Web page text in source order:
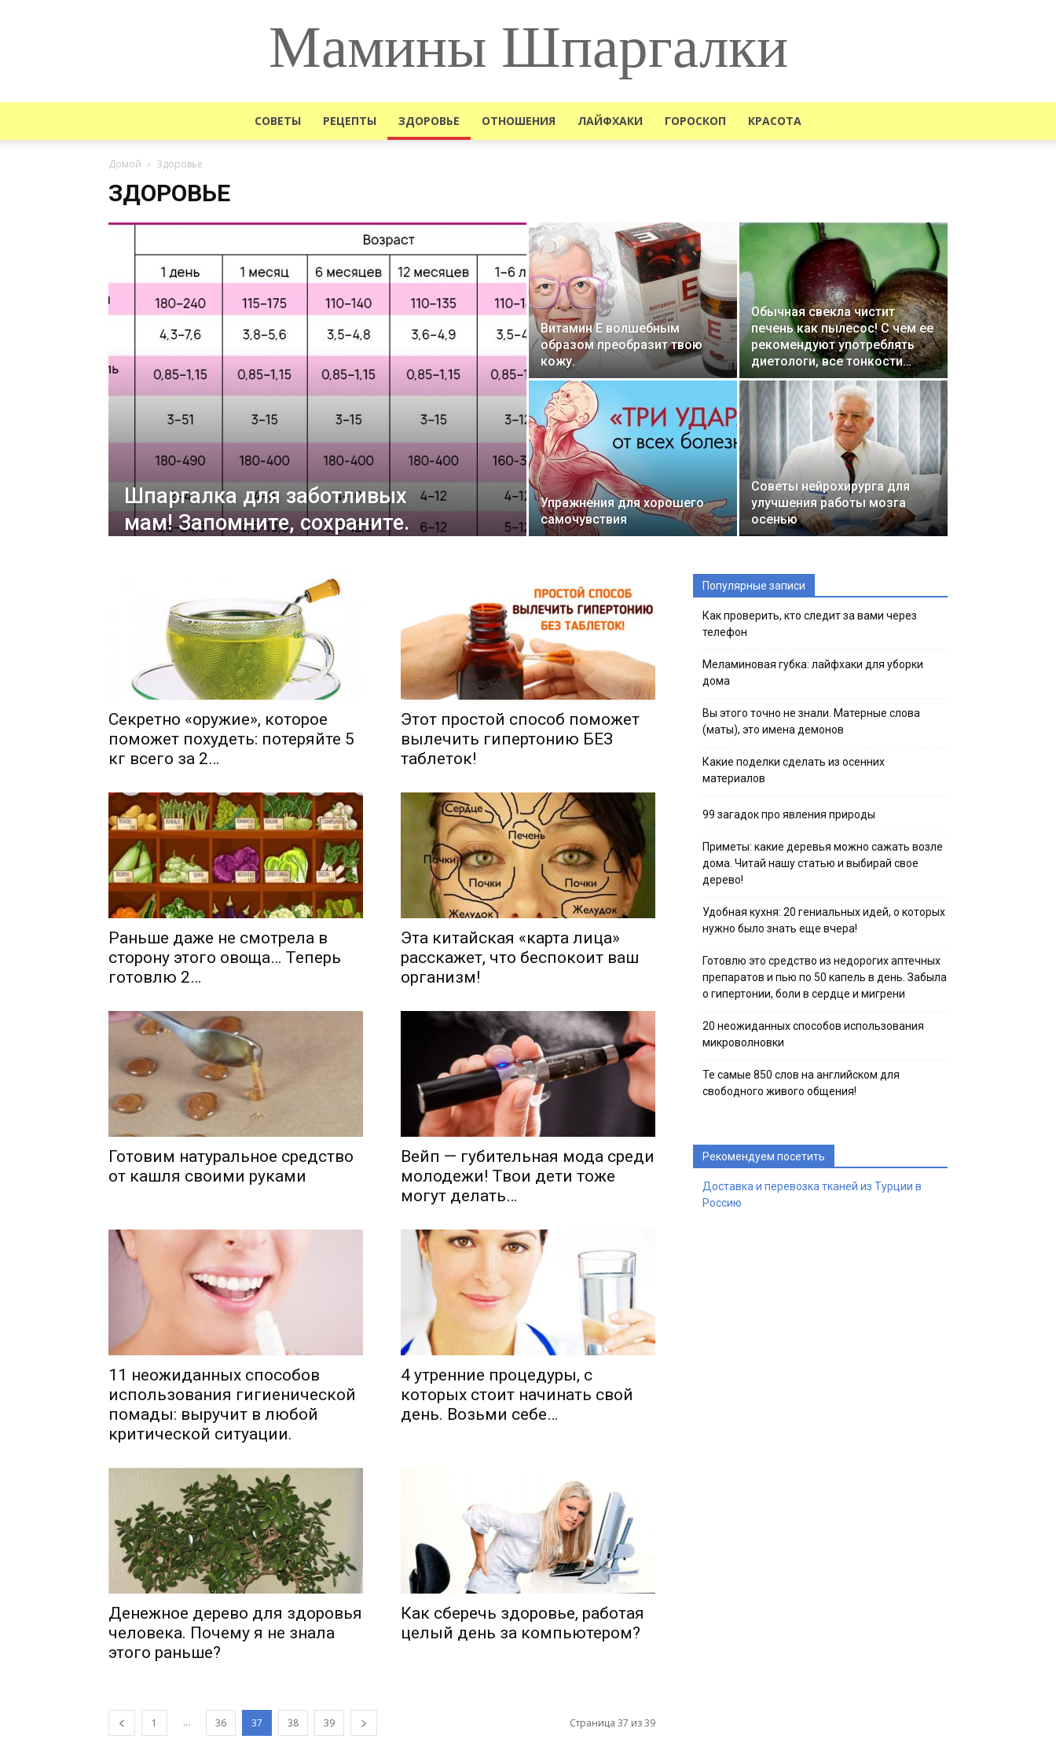
Мамины Шпаргалки
СОВЕТЫ РЕЦЕПТЫ ЗДОРОВЬЕ ОТНОШЕНИЯ ЛАЙФХАКИ ГОРОСКОП КРАСОТА
Домой Здоровье
ЗДОРОВЬЕ
Шпаргалка для заботливых
мам! Запомните, сохраните.
Витамин Е волшебным
образом преобразит твою
кожу.
Обычная свекла чистит
печень как пылесос! С чем ее
рекомендуют употреблять
диетологи, все тонкости…
Упражнения для хорошего
самочувствия
Советы нейрохирурга для
улучшения работы мозга
осенью
Секретно «оружие», которое
поможет похудеть: потеряйте 5
кг всего за 2…
Этот простой способ поможет
вылечить гипертонию БЕЗ
таблеток!
Раньше даже не смотрела в
сторону этого овоща… Теперь
готовлю 2…
Эта китайская «карта лица»
расскажет, что беспокоит ваш
организм!
Готовим натуральное средство
от кашля своими руками
Вейп — губительная мода среди
молодежи! Твои дети тоже
могут делать…
11 неожиданных способов
использования гигиенической
помады: выручит в любой
критической ситуации.
4 утренние процедуры, с
которых стоит начинать свой
день. Возьми себе…
Денежное дерево для здоровья
человека. Почему я не знала
этого раньше?
Как сберечь здоровье, работая
целый день за компьютером?
1 … 36 37 38 39 Страница 37 из 39
Популярные записи
Как проверить, кто следит за вами через
телефон
Меламиновая губка: лайфхаки для уборки
дома
Вы этого точно не знали. Матерные слова
(маты), это имена демонов
Какие поделки сделать из осенних
материалов
99 загадок про явления природы
Приметы: какие деревья можно сажать возле
дома. Читай нашу статью и выбирай свое
дерево!
Удобная кухня: 20 гениальных идей, о которых
нужно было знать еще вчера!
Готовлю это средство из недорогих аптечных
препаратов и пью по 50 капель в день. Забыла
о гипертонии, боли в сердце и мигрени
20 неожиданных способов использования
микроволновки
Те самые 850 слов на английском для
свободного живого общения!
Рекомендуем посетить
Доставка и перевозка тканей из Турции в
Россию